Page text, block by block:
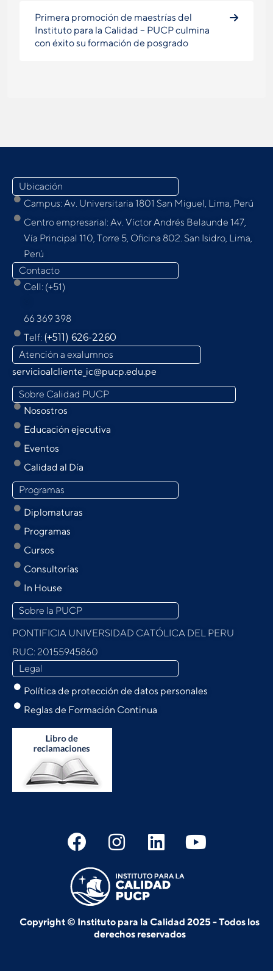
Primera promoción de maestrías del
Instituto para la Calidad – PUCP culmina
con éxito su formación de posgrado
Ubicación
Campus: Av. Universitaria 1801 San Miguel, Lima, Perú
Centro empresarial: Av. Víctor Andrés Belaunde 147,
Vía Principal 110, Torre 5, Oﬁcina 802. San Isidro, Lima,
Perú
Contacto
Cell: (+51)
66 369 398
Telf: (+511) 626-2260
Atención a exalumnos
servicioalcliente_ic@pucp.edu.pe
Sobre Calidad PUCP
Nosostros
Educación ejecutiva
Eventos
Calidad al Día
Programas
Diplomaturas
Programas
Cursos
Consultorías
In House
Sobre la PUCP
PONTIFICIA UNIVERSIDAD CATÓLICA DEL PERU
RUC: 20155945860
Legal
Política de protección de datos personales
Reglas de Formación Continua
Copyright © Instituto para la Calidad 2025 - Todos los
derechos reservados